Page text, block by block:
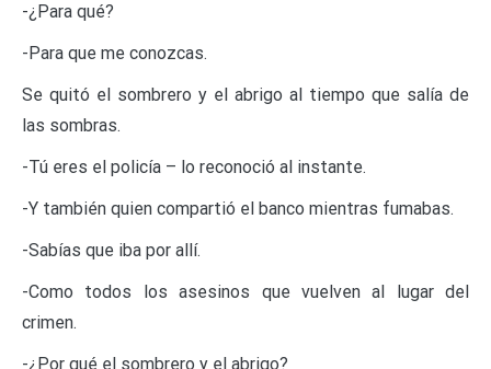
-¿Para qué?
-Para que me conozcas.
Se quitó el sombrero y el abrigo al tiempo que salía de
las sombras.
-Tú eres el policía – lo reconoció al instante.
-Y también quien compartió el banco mientras fumabas.
-Sabías que iba por allí.
-Como todos los asesinos que vuelven al lugar del
crimen.
-¿Por qué el sombrero y el abrigo?